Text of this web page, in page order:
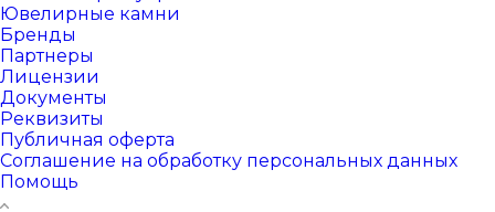
Ювелирные камни
Бренды
Партнеры
Лицензии
Документы
Реквизиты
Публичная оферта
Соглашение на обработку персональных данных
Помощь